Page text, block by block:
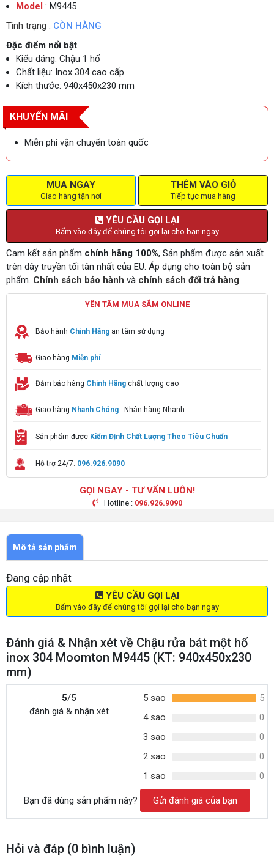
Model : M9445
Tình trạng : CÒN HÀNG
Đặc điểm nổi bật
Kiểu dáng: Chậu 1 hố
Chất liệu: Inox 304 cao cấp
Kích thước: 940x450x230 mm
KHUYẾN MÃI
Miễn phí vận chuyển toàn quốc
MUA NGAY
Giao hàng tận nơi
THÊM VÀO GIỎ
Tiếp tục mua hàng
YÊU CẦU GỌI LẠI
Bấm vào đây để chúng tôi gọi lại cho bạn ngay
Cam kết sản phẩm chính hãng 100%, Sản phẩm được sản xuất
trên dây truyền tối tân nhất của EU. Áp dụng cho toàn bộ sản
phẩm. Chính sách bảo hành và chính sách đổi trả hàng
YÊN TÂM MUA SẮM ONLINE
Bảo hành Chính Hãng an tâm sử dụng
Giao hàng Miễn phí
Đảm bảo hàng Chính Hãng chất lượng cao
Giao hàng Nhanh Chóng - Nhận hàng Nhanh
Sản phẩm được Kiểm Định Chất Lượng Theo Tiêu Chuẩn
Hỗ trợ 24/7: 096.926.9090
GỌI NGAY - TƯ VẤN LUÔN!
Hotline : 096.926.9090
Mô tả sản phẩm
Đang cập nhật
YÊU CẦU GỌI LẠI
Bấm vào đây để chúng tôi gọi lại cho bạn ngay
Đánh giá & Nhận xét về Chậu rửa bát một hố
inox 304 Moomton M9445 (KT: 940x450x230
mm)
5/5
đánh giá & nhận xét
5 sao
5
4 sao
0
3 sao
0
2 sao
0
1 sao
0
Bạn đã dùng sản phẩm này? Gửi đánh giá của bạn
Hỏi và đáp (0 bình luận)